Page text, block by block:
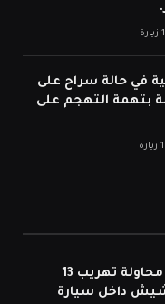
زيارة
في حالة سراح على
بتهمة التهجم على
زيارة
باب سبتة .. إحباط محاولة تهريب 13
داخل سيارة